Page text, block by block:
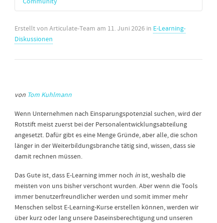
Erstellt von Articulate-Team am 11. Juni 2026 in E-Learning-
Diskussionen
von Tom Kuhlmann
Wenn Unternehmen nach Einsparungspotenzial suchen, wird der
Rotstift meist zuerst bei der Personalentwicklungsabteilung
angesetzt. Dafür gibt es eine Menge Gründe, aber alle, die schon
länger in der Weiterbildungsbranche tätig sind, wissen, dass sie
damit rechnen müssen.
Das Gute ist, dass E-Learning immer noch in ist, weshalb die
meisten von uns bisher verschont wurden. Aber wenn die Tools
immer benutzerfreundlicher werden und somit immer mehr
Menschen selbst E-Learning-Kurse erstellen können, werden wir
über kurz oder lang unsere Daseinsberechtigung und unseren